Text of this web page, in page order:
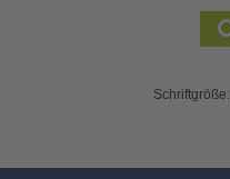
Schriftgröße: